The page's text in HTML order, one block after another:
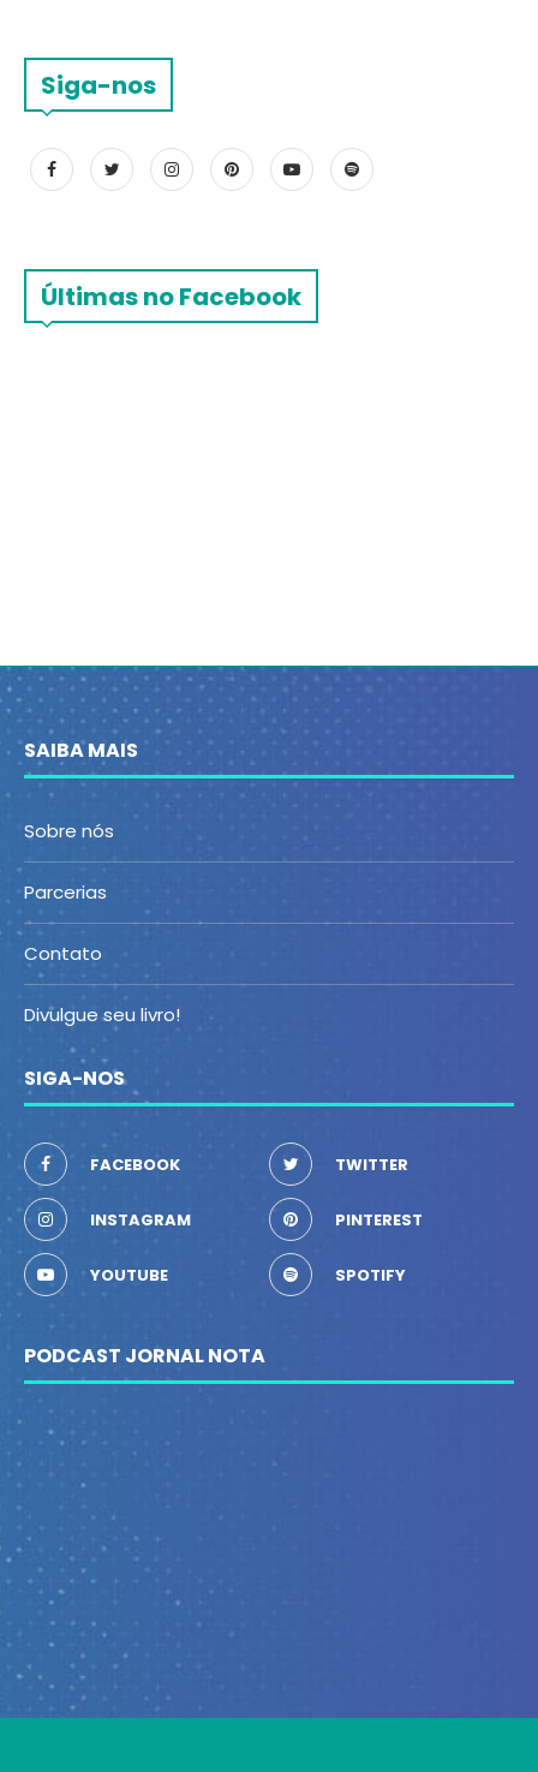
Siga-nos
Últimas no Facebook
SAIBA MAIS
Sobre nós
Parcerias
Contato
Divulgue seu livro!
SIGA-NOS
FACEBOOK TWITTER
INSTAGRAM PINTEREST
YOUTUBE SPOTIFY
PODCAST JORNAL NOTA